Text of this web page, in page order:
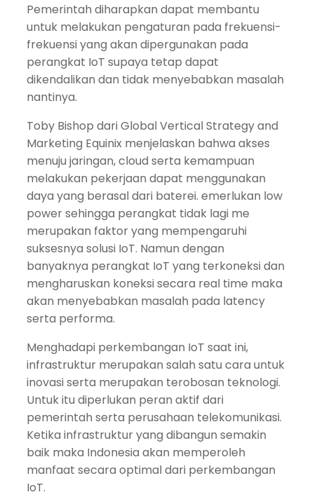
Pemerintah diharapkan dapat membantu
untuk melakukan pengaturan pada frekuensi-
frekuensi yang akan dipergunakan pada
perangkat IoT supaya tetap dapat
dikendalikan dan tidak menyebabkan masalah
nantinya.
Toby Bishop dari Global Vertical Strategy and
Marketing Equinix menjelaskan bahwa akses
menuju jaringan, cloud serta kemampuan
melakukan pekerjaan dapat menggunakan
daya yang berasal dari baterei. emerlukan low
power sehingga perangkat tidak lagi me
merupakan faktor yang mempengaruhi
suksesnya solusi IoT. Namun dengan
banyaknya perangkat IoT yang terkoneksi dan
mengharuskan koneksi secara real time maka
akan menyebabkan masalah pada latency
serta performa.
Menghadapi perkembangan IoT saat ini,
infrastruktur merupakan salah satu cara untuk
inovasi serta merupakan terobosan teknologi.
Untuk itu diperlukan peran aktif dari
pemerintah serta perusahaan telekomunikasi.
Ketika infrastruktur yang dibangun semakin
baik maka Indonesia akan memperoleh
manfaat secara optimal dari perkembangan
IoT.